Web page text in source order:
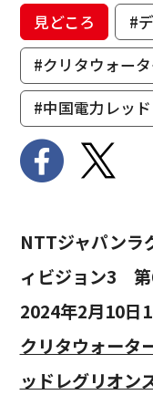
見どころ
#
#クリタウォー
#中国電力レッ
NTTジャパンラ
ィビジョン3
2024年2月10日
クリタウォータ
ッドレグリオン